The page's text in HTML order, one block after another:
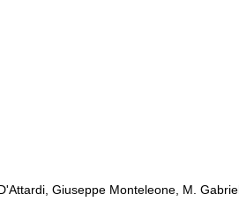
Giuseppe Monteleone, M.